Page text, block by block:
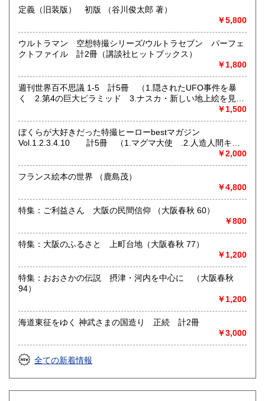
ネット販売を主に多ジャンルの書籍をお取り扱いしておりま
す
奈良県での専門書買取りはお任せください！
大量の書籍から蔵書の整理まで
★ISBN有の書籍・戦前・戦中の古書・紙物(古いチラシなど)
おります！！
まずはお気軽にお問い合わせください!
沿線名：近鉄大阪線
最寄駅：桜井駅
定休日：金曜日(その他の曜日でも出張買取等により休みの場
合がございます)
水たま書店 ではお買取り大歓迎です
駐車場ございます
取り扱い分野
ー、古書一般（その他）
定義（旧装版） 初版 （谷川俊太郎 著）
￥5,800
ウルトラマン 空想特撮シリーズ/ウルトラセブン パーフェ
クトファイル 計2冊（講談社ヒットブックス）
￥1,800
週刊世界百不思議 1-5 計5冊 （1.隠されたUFO事件を暴
く 2.第4の巨大ピラミッド 3.ナスカ・新しい地上絵を見つ
けた 4.安倍晴明「傑作呪王伝」 5.幻のアトランティス大
陸はどこだ?）
￥1,500
ぼくらが大好きだった特撮ヒーローbestマガジン
Vol.1.2.3.4.10 計5冊 （1.マグマ大使 .2.人造人間キカ
イダー3.ギララ 4.ガメラ 10.怪奇大作戦） ＜Kodansha
official file magazine＞
￥2,000
フランス絵本の世界 （鹿島茂）
￥4,800
特集：ご利益さん 大阪の民間信仰 （大阪春秋 60）
￥800
特集：大阪のふるさと 上町台地（大阪春秋 77）
￥1,200
特集：おおさかの伝説 摂津・河内を中心に （大阪春秋
94）
￥1,200
海道東征をゆく 神武さまの国造り 正続 計2冊
￥3,000
全ての新着情報